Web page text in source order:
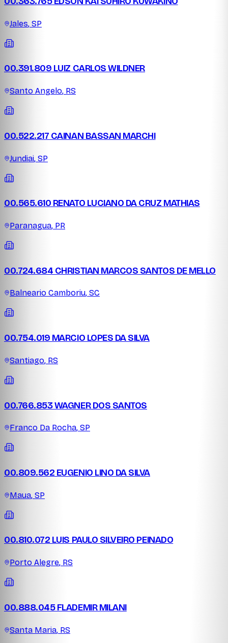
Jales, SP
00.391.809 LUIZ CARLOS WILDNER
Santo Angelo, RS
00.522.217 CAINAN BASSAN MARCHI
Jundiai, SP
00.565.610 RENATO LUCIANO DA CRUZ MATHIAS
Paranagua, PR
00.724.684 CHRISTIAN MARCOS SANTOS DE MELLO
Balneario Camboriu, SC
00.754.019 MARCIO LOPES DA SILVA
Santiago, RS
00.766.853 WAGNER DOS SANTOS
Franco Da Rocha, SP
00.809.562 EUGENIO LINO DA SILVA
Maua, SP
00.810.072 LUIS PAULO SILVEIRO PEINADO
Porto Alegre, RS
00.888.045 FLADEMIR MILANI
Santa Maria, RS